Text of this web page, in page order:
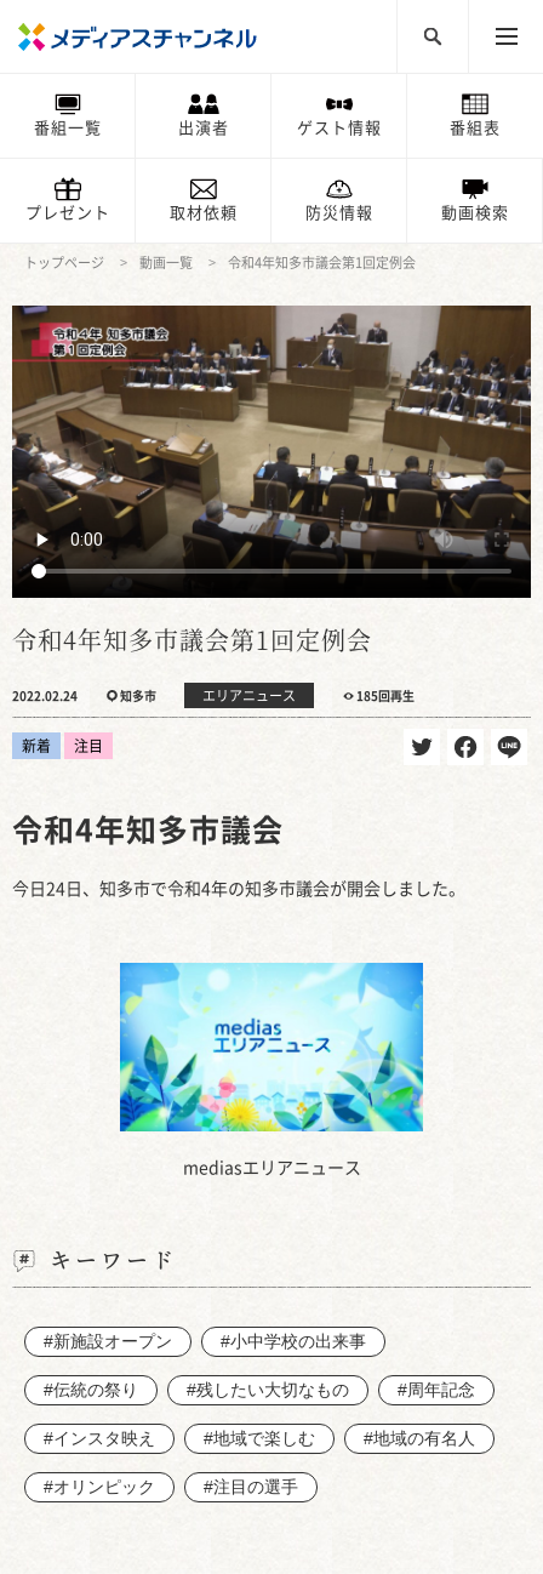
番組一覧 出演者 ゲスト情報 番組表
プレゼント 取材依頼 防災情報 動画検索
トップページ 動画一覧 令和4年知多市議会第1回定例会
令和4年知多市議会第1回定例会
2022.02.24 知多市 エリアニュース 185回再生
新着 注目
mediasエリアニュース
令和4年知多市議会
今日24日、知多市で令和4年の知多市議会が開会しました。
キーワード
#新施設オープン #小中学校の出来事
#伝統の祭り #残したい大切なもの #周年記念
#インスタ映え #地域で楽しむ #地域の有名人
#オリンピック #注目の選手